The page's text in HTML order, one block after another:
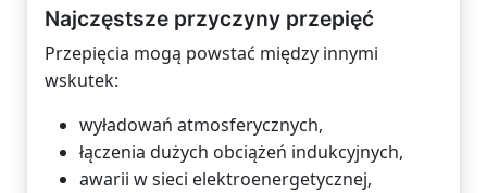
Najczęstsze przyczyny przepięć
Przepięcia mogą powstać między innymi
wskutek:
wyładowań atmosferycznych,
łączenia dużych obciążeń indukcyjnych,
awarii w sieci elektroenergetycznej,